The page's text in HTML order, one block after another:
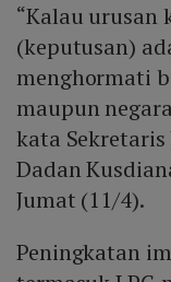
“Kalau urusan
(keputusan)
menghormati
maupun
kata Sekretaris
Dadan
Jumat (11/4).
Peningkatan